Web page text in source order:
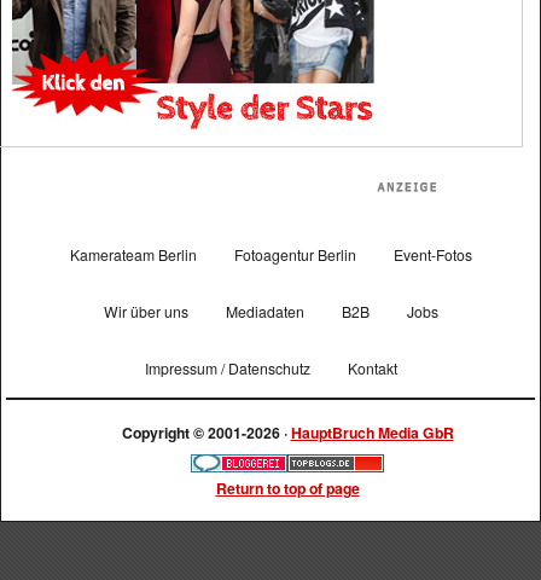
Kamerateam Berlin Fotoagentur Berlin Event-Fotos
Wir über uns Mediadaten B2B Jobs
Impressum / Datenschutz Kontakt
Copyright © 2001-2026 ·HauptBruch Media GbR
Return to top of page